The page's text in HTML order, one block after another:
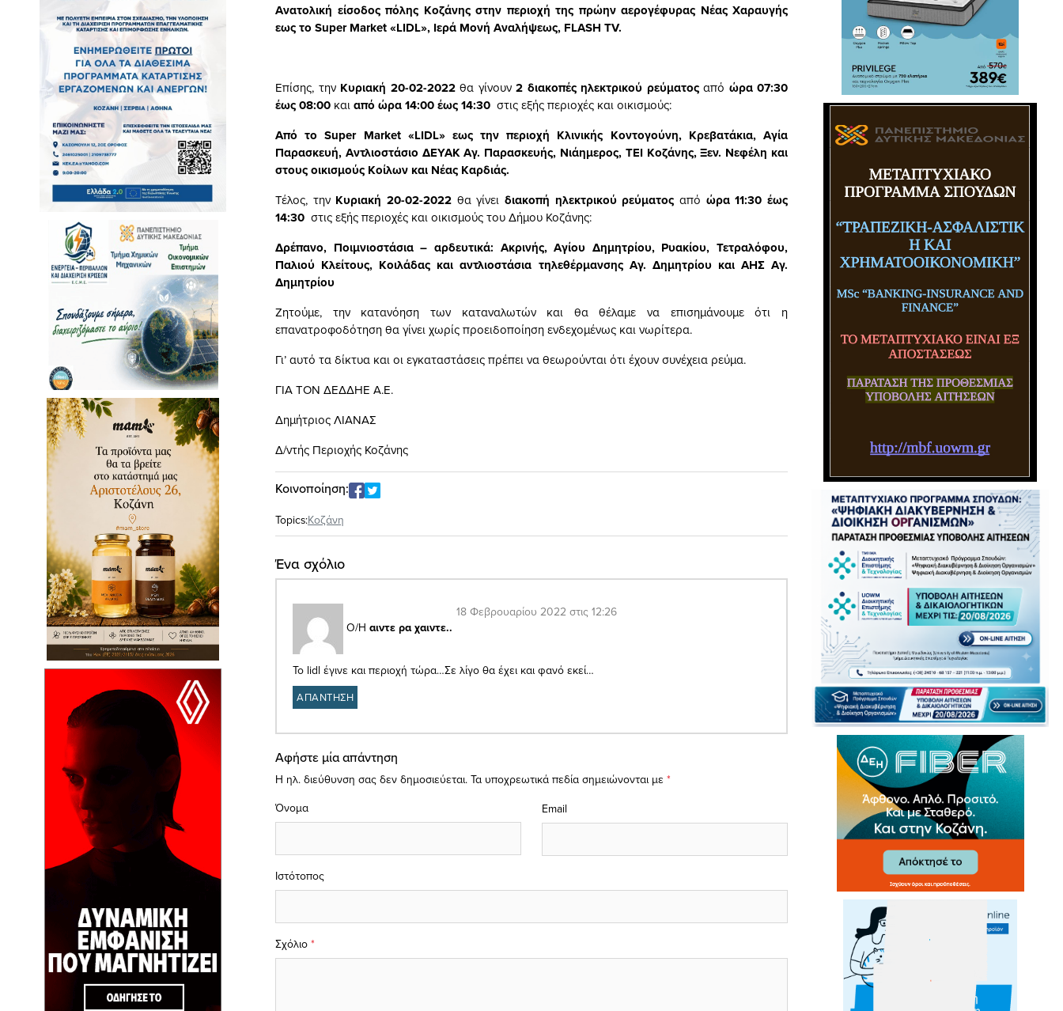
Ανατολική είσοδος πόλης Κοζάνης στην περιοχή της πρώην αερογέφυρας Νέας Χαραυγής
εως το Super Market «LIDL», Ιερά Μονή Αναλήψεως, FLASH TV.
Επίσης, την Κυριακή 20-02-2022θα γίνουν 2 διακοπές ηλεκτρικού ρεύματοςαπό ώρα 07:30
έως 08:00 καιαπό ώρα 14:00 έως 14:30 στις εξής περιοχές και οικισμούς:
Από το Super Market «LIDL» εως την περιοχή Κλινικής Κοντογούνη, Κρεβατάκια, Αγία
Παρασκευή, Αντλιοστάσιο ΔΕΥΑΚ Αγ. Παρασκευής, Νιάημερος, ΤΕΙ Κοζάνης, Ξεν. Νεφέλη και
στους οικισμούς Κοίλων και Νέας Καρδιάς.
Τέλος, την Κυριακή 20-02-2022 θα γίνειδιακοπή ηλεκτρικού ρεύματος από ώρα 11:30 έως
14:30 στις εξής περιοχές και οικισμούς του Δήμου Κοζάνης:
Δρέπανο, Ποιμνιοστάσια – αρδευτικά: Ακρινής, Αγίου Δημητρίου, Ρυακίου, Τετραλόφου,
Παλιού Κλείτους, Κοιλάδας και αντλιοστάσια τηλεθέρμανσης Αγ. Δημητρίου και ΑΗΣ Αγ.
Δημητρίου
Ζητούμε, την κατανόηση των καταναλωτών και θα θέλαμε να επισημάνουμε ότι η
επανατροφοδότηση θα γίνει χωρίς προειδοποίηση ενδεχομένως και νωρίτερα.
Γι’ αυτό τα δίκτυα και οι εγκαταστάσεις πρέπει να θεωρούνται ότι έχουν συνέχεια ρεύμα.
ΓΙΑ ΤΟΝ ΔΕΔΔΗΕ Α.Ε.
Δημήτριος ΛΙΑΝΑΣ
Δ/ντής Περιοχής Κοζάνης
Κοινοποίηση:
Topics:Κοζάνη
Ένα σχόλιο
Ο/Η αιντε ρα χαιντε..
18 Φεβρουαρίου 2022 στις 12:26
To lidl έγινε και περιοχή τώρα…Σε λίγο θα έχει και φανό εκεί…
ΑΠΑΝΤΗΣΗ
Αφήστε μία απάντηση
Η ηλ. διεύθυνση σας δεν δημοσιεύεται. Τα υποχρεωτικά πεδία σημειώνονται με *
Σχόλιο *
Όνομα Email
Ιστότοπος